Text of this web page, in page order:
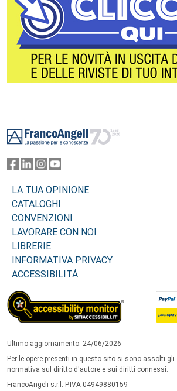
LA TUA OPINIONE
CATALOGHI
CONVENZIONI
LAVORARE CON NOI
LIBRERIE
INFORMATIVA PRIVACY
ACCESSIBILITÁ
Ultimo aggiornamento: 24/06/2026
Per le opere presenti in questo sito si sono assolti
normativa sul diritto d'autore e sui diritti connessi.
FrancoAngeli s.r.l. P.IVA 04949880159